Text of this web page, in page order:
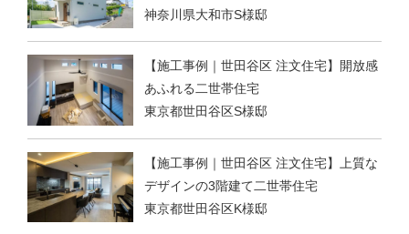
神奈川県大和市S様邸
【施工事例｜世田谷区 注文住宅】開放感
あふれる二世帯住宅
東京都世田谷区S様邸
【施工事例｜世田谷区 注文住宅】上質な
デザインの3階建て二世帯住宅
東京都世田谷区K様邸